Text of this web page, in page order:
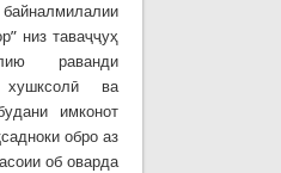
низ таваҷҷуҳ
раванди
хушксолӣ ва
имконот
обро аз
об оварда